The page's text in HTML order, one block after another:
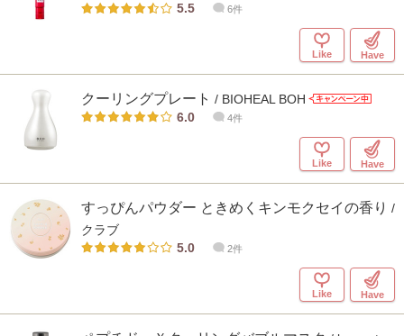
5.5
6件
Like Have
クーリングプレート / BIOHEAL BOH
6.0
4件
Like Have
すっぴんパウダー ときめくキンモクセイの香り /
クラブ
5.0
2件
Like Have